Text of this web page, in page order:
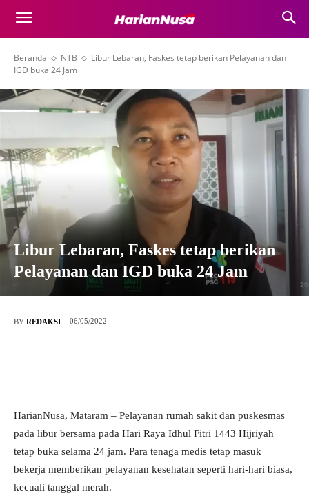
Beranda NTB
Libur Lebaran, Faskes tetap berikan Pelayanan dan
IGD buka 24 Jam
Libur Lebaran, Faskes tetap berikan
Pelayanan dan IGD buka 24 Jam
BY REDAKSI 06/05/2022
HarianNusa, Mataram – Pelayanan rumah sakit dan puskesmas
pada libur bersama pada Hari Raya Idhul Fitri 1443 Hijriyah
tetap buka selama 24 jam. Para tenaga medis tetap masuk
bekerja memberikan pelayanan kesehatan seperti hari-hari biasa,
kecuali tanggal merah.